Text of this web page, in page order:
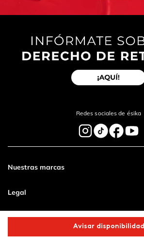
Avisar disponibilidad
Enviar Comentario
Redes sociales de ésika
Nuestras marcas
Legal
Contáctanos